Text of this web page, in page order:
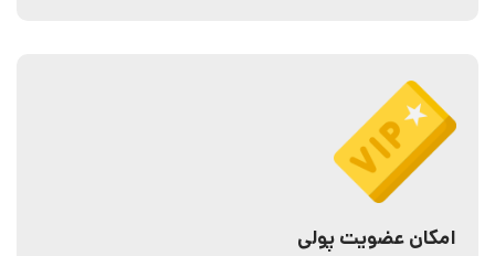
امکان عضویت پولی